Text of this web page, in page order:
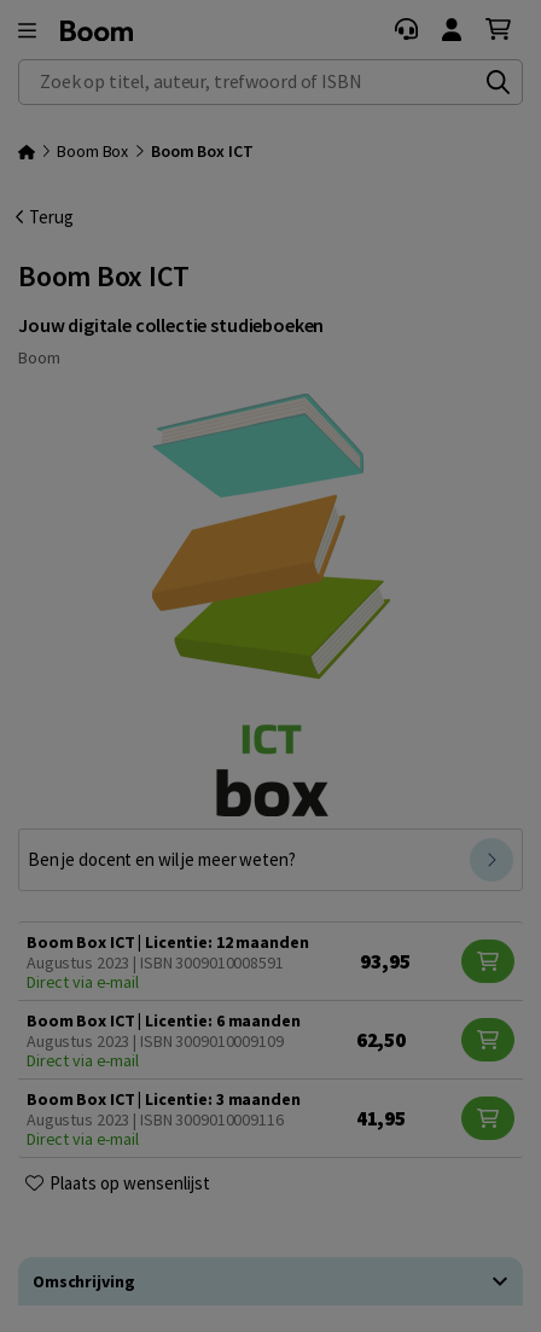
Zoek op titel, auteur, trefwoord of ISBN
Boom Box Boom Box ICT
Terug
Boom Box ICT
Jouw digitale collectie studieboeken
Boom
Ben je docent en wil je meer weten?
Boom Box ICT | Licentie: 12 maanden
Augustus 2023 | ISBN 3009010008591
Direct via e-mail
93,95
Boom Box ICT | Licentie: 6 maanden
Augustus 2023 | ISBN 3009010009109
Direct via e-mail
62,50
Boom Box ICT | Licentie: 3 maanden
Augustus 2023 | ISBN 3009010009116
Direct via e-mail
41,95
Plaats op wensenlijst
Omschrijving